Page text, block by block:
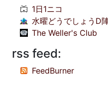
1日1ニコ
水曜どうでしょうD
The Weller's Club
rss feed:
FeedBurner